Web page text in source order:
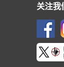
关注我